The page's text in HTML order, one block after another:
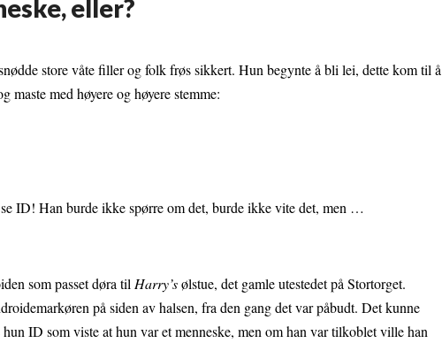
eller?
store våte filler og folk frøs sikkert. Hun begynte å bli lei, dette kom til å
med høyere og høyere stemme:
ID! Han burde ikke spørre om det, burde ikke vite det, men …
som passet døra tilHarry’sølstue, det gamle utestedet på Stortorget.
på siden av halsen, fra den gang det var påbudt. Det kunne
ID som viste at hun var et menneske, men om han var tilkoblet ville han